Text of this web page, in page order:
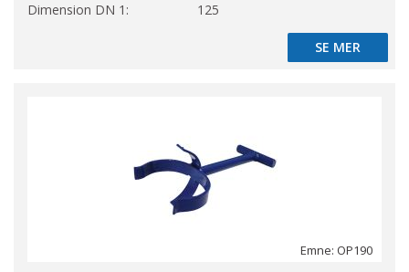
Dimension DN 1:
125
SE MER
SE MER
Emne: OP190